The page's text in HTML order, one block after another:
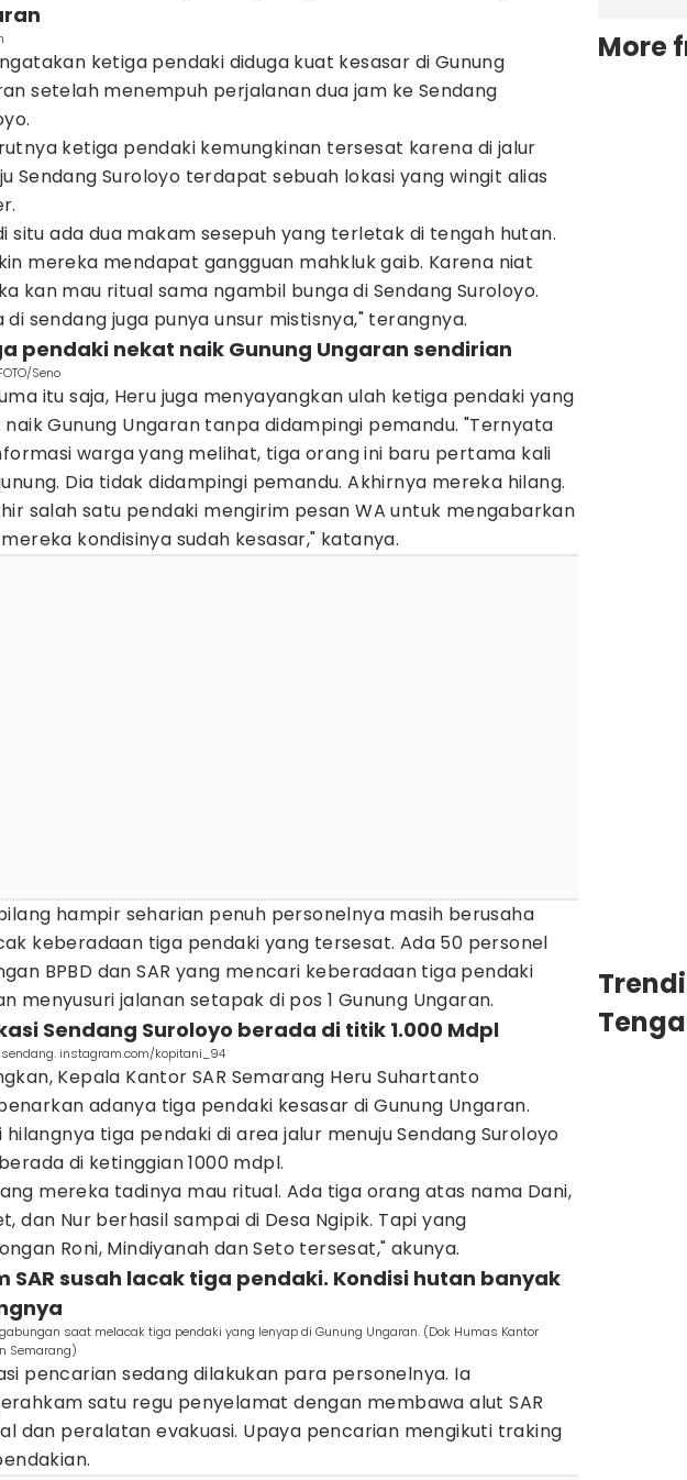
ketiga pendaki diduga kuat kesasar di Gunung
setelah menempuh perjalanan dua jam ke Sendang
ketiga pendaki kemungkinan tersesat karena di jalur
Sendang Suroloyo terdapat sebuah lokasi yang wingit alias
situ ada dua makam sesepuh yang terletak di tengah hutan.
mereka mendapat gangguan mahkluk gaib. Karena niat
kan mau ritual sama ngambil bunga di Sendang Suroloyo.
di sendang juga punya unsur mistisnya," terangnya.
pendaki nekat naik Gunung Ungaran sendirian
Seno
itu saja, Heru juga menyayangkan ulah ketiga pendaki yang
Gunung Ungaran tanpa didampingi pemandu. "Ternyata
warga yang melihat, tiga orang ini baru pertama kali
Dia tidak didampingi pemandu. Akhirnya mereka hilang.
salah satu pendaki mengirim pesan WA untuk mengabarkan
kondisinya sudah kesasar," katanya.
hampir seharian penuh personelnya masih berusaha
keberadaan tiga pendaki yang tersesat. Ada 50 personel
BPBD dan SAR yang mencari keberadaan tiga pendaki
menyusuri jalanan setapak di pos 1 Gunung Ungaran.
Sendang Suroloyo berada di titik 1.000 Mdpl
instagram.com/kopitani_94
Kepala Kantor SAR Semarang Heru Suhartanto
adanya tiga pendaki kesasar di Gunung Ungaran.
hilangnya tiga pendaki di area jalur menuju Sendang Suroloyo
di ketinggian 1000 mdpl.
mereka tadinya mau ritual. Ada tiga orang atas nama Dani,
dan Nur berhasil sampai di Desa Ngipik. Tapi yang
Roni, Mindiyanah dan Seto tersesat," akunya.
SAR susah lacak tiga pendaki. Kondisi hutan banyak
gabungan saat melacak tiga pendaki yang lenyap di Gunung Ungaran. (Dok Humas Kantor
Semarang)
pencarian sedang dilakukan para personelnya. Ia
satu regu penyelamat dengan membawa alut SAR
dan peralatan evakuasi. Upaya pencarian mengikuti traking
More